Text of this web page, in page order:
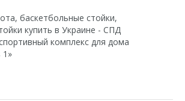
баскетбольные стойки,
купить в Украине - СПД
комплекс для дома
1»